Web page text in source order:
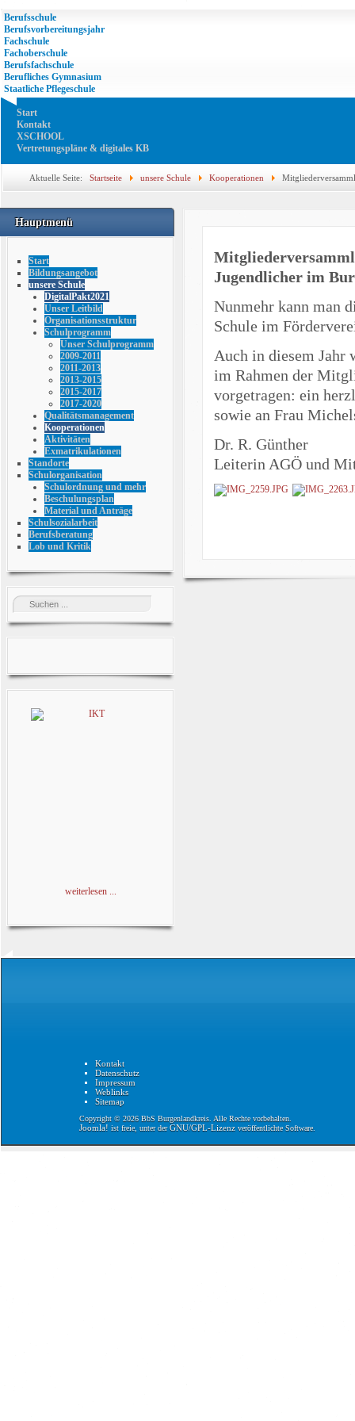
Berufsschule
Berufsvorbereitungsjahr
Fachschule
Fachoberschule
Berufsfachschule
Berufliches Gymnasium
Staatliche Pflegeschule
Start
Kontakt
XSCHOOL
Vertretungspläne & digitales KB
Aktuelle Seite: Startseite unsere Schule Kooperationen
Jugendlicher im Burgenlandkreis
Hauptmenü
Start
Bildungsangebot
unsere Schule
DigitalPakt2021
Unser Leitbild
Organisationsstruktur
Schulprogramm
Unser Schulprogramm
2009-2011
2011-2013
2013-2015
2015-2017
2017-2020
Qualitätsmanagement
Kooperationen
Aktivitäten
Exmatrikulationen
Standorte
Schulorganisation
Schulordnung und mehr
Beschulungsplan
Material und Anträge
Schulsozialarbeit
Berufsberatung
Lob und Kritik
weiterlesen ...
Jugendlicher im
Nunmehr kann man
Schule im
Auch in diesem Jahr
im Rahmen der
vorgetragen: ein
sowie an Frau
Dr. R. Günther
Leiterin AGÖ und
Kontakt
Datenschutz
Impressum
Weblinks
Sitemap
Copyright © 2026 BbS Burgenlandkreis. Alle Rechte vorbehalten.
Joomla! ist freie, unter derGNU/GPL-Lizenzveröffentlichte Software.